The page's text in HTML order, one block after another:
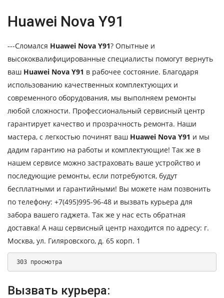
Huawei Nova Y91
---Сломался Huawei Nova Y91? Опытные и
высококвалифицированные специалисты помогут вернуть
ваш Huawei Nova Y91 в рабочее состояние. Благодаря
использованию качественных комплектующих и
современного оборудования, мы выполняем ремонты
любой сложности. Профессиональный сервисный центр
гарантирует качество и прозрачность ремонта. Наши
мастера, с легкостью починят ваш Huawei Nova Y91 и мы
дадим гарантию на работы и комплектующие! Так же в
нашем сервисе можно застраховать ваше устройство и
последующие ремонты, если потребуются, будут
бесплатными и гарантийными! Вы можете нам позвонить
по телефону: +7(495)995-96-48 и вызвать курьера для
забора вашего гаджета. Так же у нас есть обратная
доставка! А наш сервисный центр находится по адресу: г.
Москва, ул. Гиляровского, д. 65 корп. 1
303 просмотра
Вызвать курьера: